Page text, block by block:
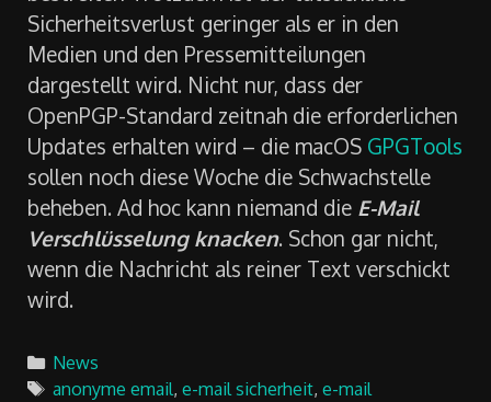
Sicherheitsverlust geringer als er in den
Medien und den Pressemitteilungen
dargestellt wird. Nicht nur, dass der
OpenPGP-Standard zeitnah die erforderlichen
Updates erhalten wird – die macOS GPGTools
sollen noch diese Woche die Schwachstelle
beheben. Ad hoc kann niemand die E-Mail
Verschlüsselung knacken. Schon gar nicht,
wenn die Nachricht als reiner Text verschickt
wird.
Categories
News
Tags
anonyme email, e-mail sicherheit, e-mail